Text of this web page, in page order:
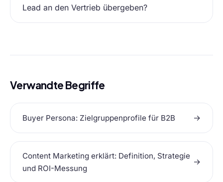
Lead an den Vertrieb übergeben?
Verwandte Begriffe
Buyer Persona: Zielgruppenprofile für B2B →
Content Marketing erklärt: Definition, Strategie
und ROI-Messung
→